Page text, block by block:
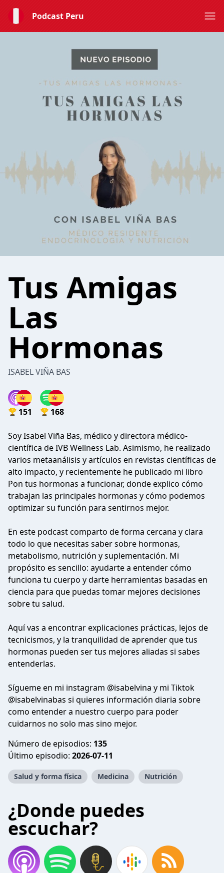
Podcast Peru
Tus Amigas
Las
Hormonas
ISABEL VIÑA BAS
151 168
Soy Isabel Viña Bas, médico y directora médico-
científica de IVB Wellness Lab. Asimismo, he realizado
varios metaanálisis y artículos en revistas científicas de
alto impacto, y recientemente he publicado mi libro
Pon tus hormonas a funcionar, donde explico cómo
trabajan las principales hormonas y cómo podemos
optimizar su función para sentirnos mejor.
En este podcast comparto de forma cercana y clara
todo lo que necesitas saber sobre hormonas,
metabolismo, nutrición y suplementación. Mi
propósito es sencillo: ayudarte a entender cómo
funciona tu cuerpo y darte herramientas basadas en
ciencia para que puedas tomar mejores decisiones
sobre tu salud.
Aquí vas a encontrar explicaciones prácticas, lejos de
tecnicismos, y la tranquilidad de aprender que tus
hormonas pueden ser tus mejores aliadas si sabes
entenderlas.
Sígueme en mi instagram @isabelvina y mi Tiktok
@isabelvinabas si quieres información diaria sobre
como entender a nuestro cuerpo para poder
cuidarnos no solo mas sino mejor.
Número de episodios: 135
Último episodio: 2026-07-11
Salud y forma física Medicina Nutrición
¿Donde puedes
escuchar?